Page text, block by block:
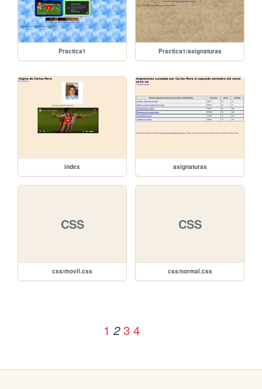
Practica1 Practica1/asignaturas
index asignaturas
CSS
css/movil.css
CSS
css/normal.css
1 2 3 4